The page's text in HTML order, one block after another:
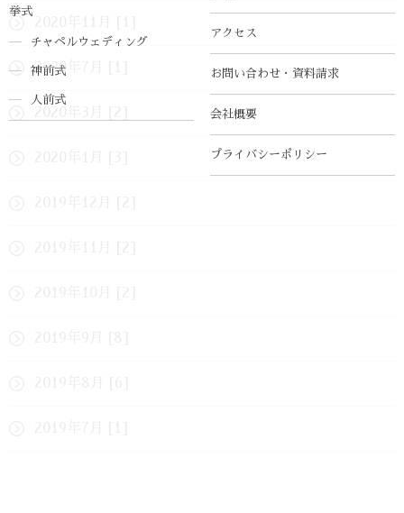
挙式
チャペルウェディング
神前式
人前式
アクセス
お問い合わせ・資料請求
会社概要
プライバシーポリシー
2020年7月 [1]